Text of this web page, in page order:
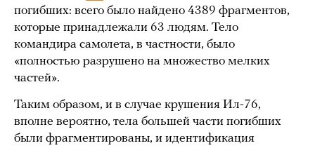
погибших: всего было найдено 4389 фрагментов,
которые принадлежали 63 людям. Тело
командира самолета, в частности, было
«полностью разрушено на множество мелких
частей».
Таким образом, и в случае крушения Ил-76,
вполне вероятно, тела большей части погибших
были фрагментированы, и идентификация